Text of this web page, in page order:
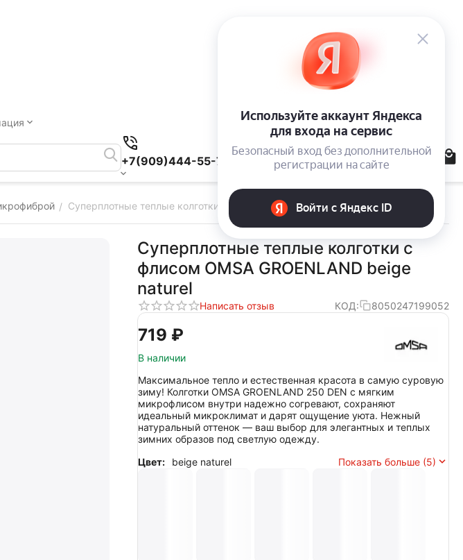
+7(909)444-55-78
/ Cуперплотные теплые колготки с флисом OMSA GROENLAND beige naturel
Cуперплотные теплые колготки с
флисом OMSA GROENLAND beige
naturel
Написать отзыв КОД: 8050247199052
‍719‍ ₽
В наличии
Максимальное тепло и естественная красота в самую суровую
зиму! Колготки OMSA GROENLAND 250 DEN с мягким
микрофлисом внутри надежно согревают, сохраняют
идеальный микроклимат и дарят ощущение уюта. Нежный
натуральный оттенок — ваш выбор для элегантных и теплых
зимних образов под светлую одежду.
Цвет:
beige naturel Показать больше (5)